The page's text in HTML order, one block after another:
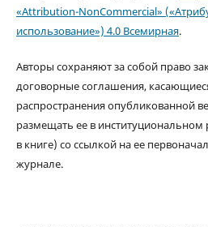
«Attribution-NonCommercial»
использование») 4.0 Всемирная.
Авторы сохраняют за собой право
договорные соглашения,
распространения опубликованной
размещать ее в институциональном
в книге) со ссылкой на ее
журнале.